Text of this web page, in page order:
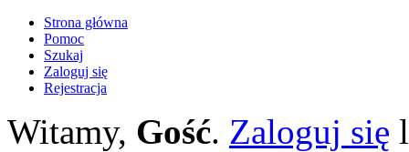
Strona główna
Pomoc
Szukaj
Zaloguj się
Rejestracja
Witamy, Gość. Zaloguj się